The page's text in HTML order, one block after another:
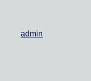
admin